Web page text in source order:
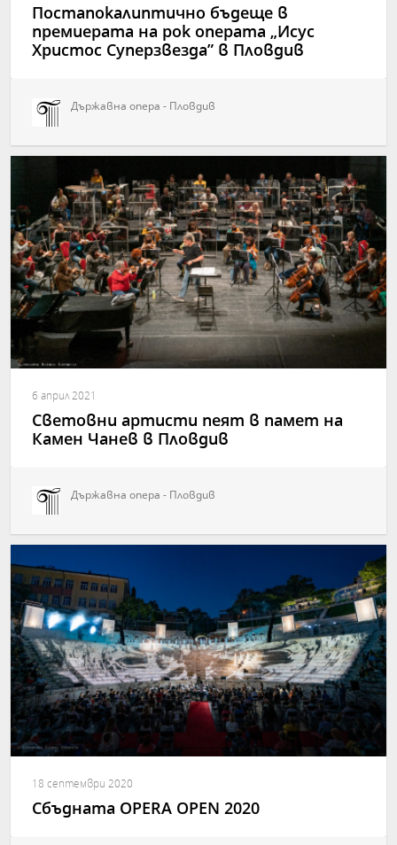
Постапокалиптично бъдеще в
премиерата на рок операта „Исус
Христос Суперзвезда” в Пловдив
Държавна опера - Пловдив
6 април 2021
Световни артисти пеят в памет на
Камен Чанев в Пловдив
Държавна опера - Пловдив
18 септември 2020
Сбъдната OPERA OPEN 2020